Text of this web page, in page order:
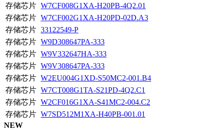
存储芯片 W7CF008G1XA-H20PB-4Q2.01
存储芯片 W7CF002G1XA-H20PD-02D.A3
存储芯片 33122549-P
存储芯片 W9D308647PA-333
存储芯片 W9V332647HA-333
存储芯片 W9V308647PA-333
存储芯片 W2EU004G1XD-S50MC2-001.B4
存储芯片 W7CT008G1TA-S21PD-4Q2.C1
存储芯片 W2CF016G1XA-S41MC2-004.C2
存储芯片 W7SD512M1XA-H40PB-001.01
NEW